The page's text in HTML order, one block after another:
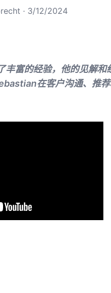
· 3/12/2024
富的经验，他的见解和
在客户沟通、推